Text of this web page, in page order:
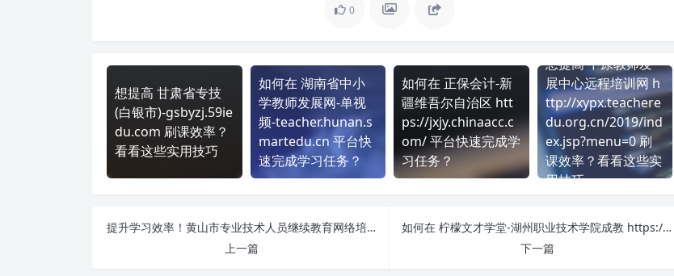
0
想提高 甘肃省专技
(白银市)-gsbyzj.59ie
du.com 刷课效率？
看看这些实用技巧
如何在 湖南省中小
学教师发展网-单视
频-teacher.hunan.s
martedu.cn 平台快
速完成学习任务？
如何在 正保会计-新
疆维吾尔自治区 htt
ps://jxjy.chinaacc.c
om/ 平台快速完成学
习任务？
想提高 中原教师发
展中心远程培训网 h
ttp://xypx.teachere
du.org.cn/2019/ind
ex.jsp?menu=0 刷
课效率？看看这些实
用技巧
提升学习效率！黄山市专业技术人员继续教育网络培训平台 https://huangshan.huilearning.com/index 刷课方法全揭秘
上一篇
如何在 柠檬文才学堂-湖州职业技术学院成教 https://edu.wencaischool.net/hzzyjs/console/index.html 平台快速完成学习任务？
下一篇